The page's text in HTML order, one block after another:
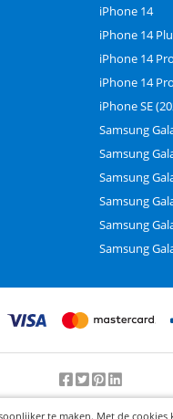
iPhone 14
iPhone 14
iPhone 14 Pro
iPhone 14
iPhone SE
Samsung
Samsung
Samsung
Samsung
Samsung
Samsung
door klanten:9.2/10-25000
te maken. Met de